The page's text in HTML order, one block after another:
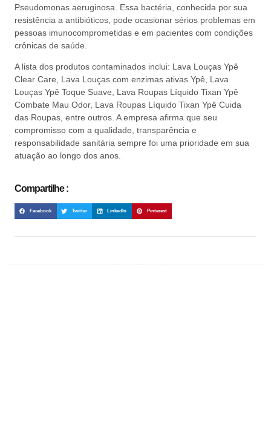
Pseudomonas aeruginosa. Essa bactéria, conhecida por sua
resistência a antibióticos, pode ocasionar sérios problemas em
pessoas imunocomprometidas e em pacientes com condições
crônicas de saúde.
A lista dos produtos contaminados inclui: Lava Louças Ypê
Clear Care, Lava Louças com enzimas ativas Ypê, Lava
Louças Ypê Toque Suave, Lava Roupas Líquido Tixan Ypê
Combate Mau Odor, Lava Roupas Líquido Tixan Ypê Cuida
das Roupas, entre outros. A empresa afirma que seu
compromisso com a qualidade, transparência e
responsabilidade sanitária sempre foi uma prioridade em sua
atuação ao longo dos anos.
Compartilhe :
Facebook Twitter LinkedIn Pinterest